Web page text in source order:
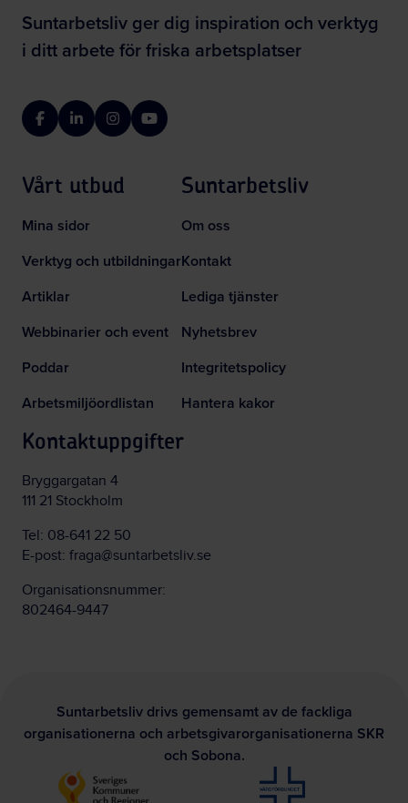
Suntarbetsliv ger dig inspiration och verktyg
i ditt arbete för friska arbetsplatser
FacebookLinkedInInstagramYouTube
Vårt utbud
Mina sidor
Verktyg och utbildningar
Artiklar
Webbinarier och event
Poddar
Arbetsmiljöordlistan
Suntarbetsliv
Om oss
Kontakt
Lediga tjänster
Nyhetsbrev
Integritetspolicy
Hantera kakor
Kontaktuppgifter
Bryggargatan 4
111 21 Stockholm
Tel: 08-641 22 50
E-post: fraga@suntarbetsliv.se
Organisationsnummer:
802464-9447
Suntarbetsliv drivs gemensamt av de fackliga
organisationerna och arbetsgivarorganisationerna SKR
och Sobona.